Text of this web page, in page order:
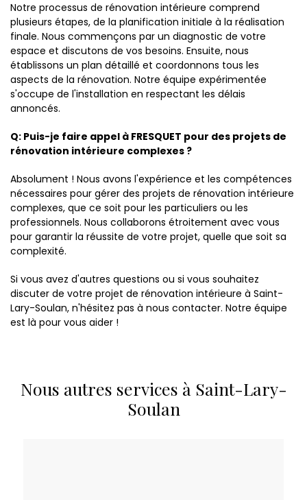
Notre processus de rénovation intérieure comprend
plusieurs étapes, de la planification initiale à la réalisation
finale. Nous commençons par un diagnostic de votre
espace et discutons de vos besoins. Ensuite, nous
établissons un plan détaillé et coordonnons tous les
aspects de la rénovation. Notre équipe expérimentée
s'occupe de l'installation en respectant les délais
annoncés.
Q: Puis-je faire appel à FRESQUET pour des projets de
rénovation intérieure complexes ?
Absolument ! Nous avons l'expérience et les compétences
nécessaires pour gérer des projets de rénovation intérieure
complexes, que ce soit pour les particuliers ou les
professionnels. Nous collaborons étroitement avec vous
pour garantir la réussite de votre projet, quelle que soit sa
complexité.
Si vous avez d'autres questions ou si vous souhaitez
discuter de votre projet de rénovation intérieure à Saint-
Lary-Soulan, n'hésitez pas à nous contacter. Notre équipe
est là pour vous aider !
Nous autres services à Saint-Lary-
Soulan